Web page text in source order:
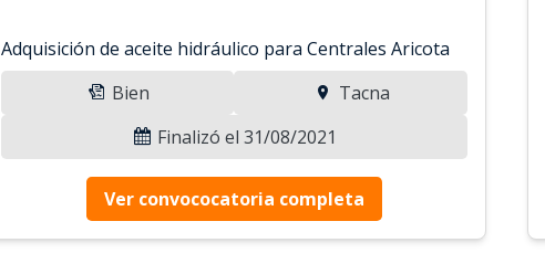
Adquisición de aceite hidráulico para Centrales Aricota
Bien
Tacna
Finalizó el 31/08/2021
Ver convococatoria completa